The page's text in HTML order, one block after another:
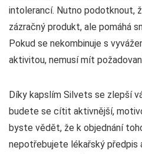
intolerancí. Nutno podotknout,
zázračný produkt, ale pomáhá
Pokud se nekombinuje s
aktivitou, nemusí mít
Díky kapslím Silvets se zlepší
budete se cítit aktivnější,
byste vědět, že k objednání
nepotřebujete lékařský předpis